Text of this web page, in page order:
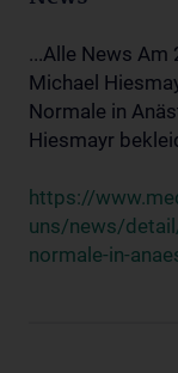
...Alle News Am
Michael
Normale in
Hiesmayr
https://
uns/news/
normale-in-